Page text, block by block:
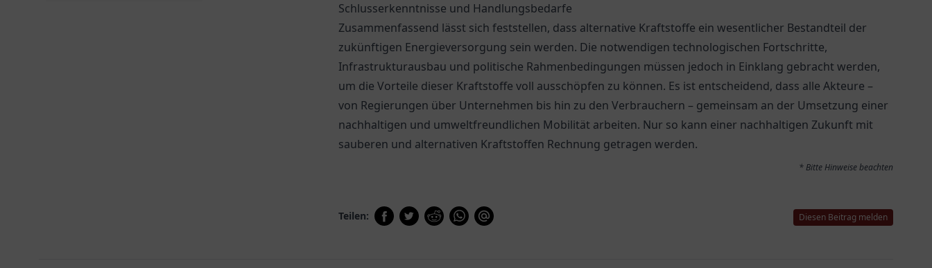
Schlusserkenntnisse und Handlungsbedarfe
Zusammenfassend lässt sich feststellen, dass alternative Kraftstoffe ein wesentlicher Bestandteil der
zukünftigen Energieversorgung sein werden. Die notwendigen technologischen Fortschritte,
Infrastrukturausbau und politische Rahmenbedingungen müssen jedoch in Einklang gebracht werden,
um die Vorteile dieser Kraftstoffe voll ausschöpfen zu können. Es ist entscheidend, dass alle Akteure –
von Regierungen über Unternehmen bis hin zu den Verbrauchern – gemeinsam an der Umsetzung einer
nachhaltigen und umweltfreundlichen Mobilität arbeiten. Nur so kann einer nachhaltigen Zukunft mit
sauberen und alternativen Kraftstoffen Rechnung getragen werden.
* Bitte Hinweise beachten
Teilen: Diesen Beitrag melden